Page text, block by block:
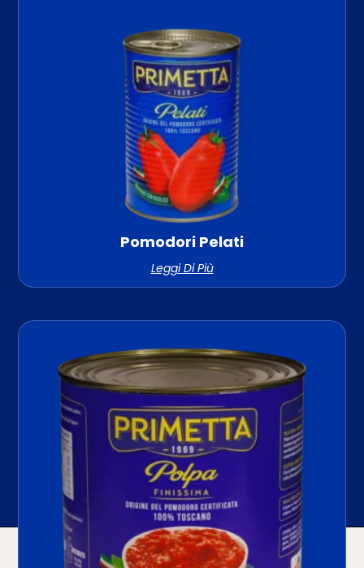
Pomodori Pelati
Leggi Di Più
ACQUISTA CERCA